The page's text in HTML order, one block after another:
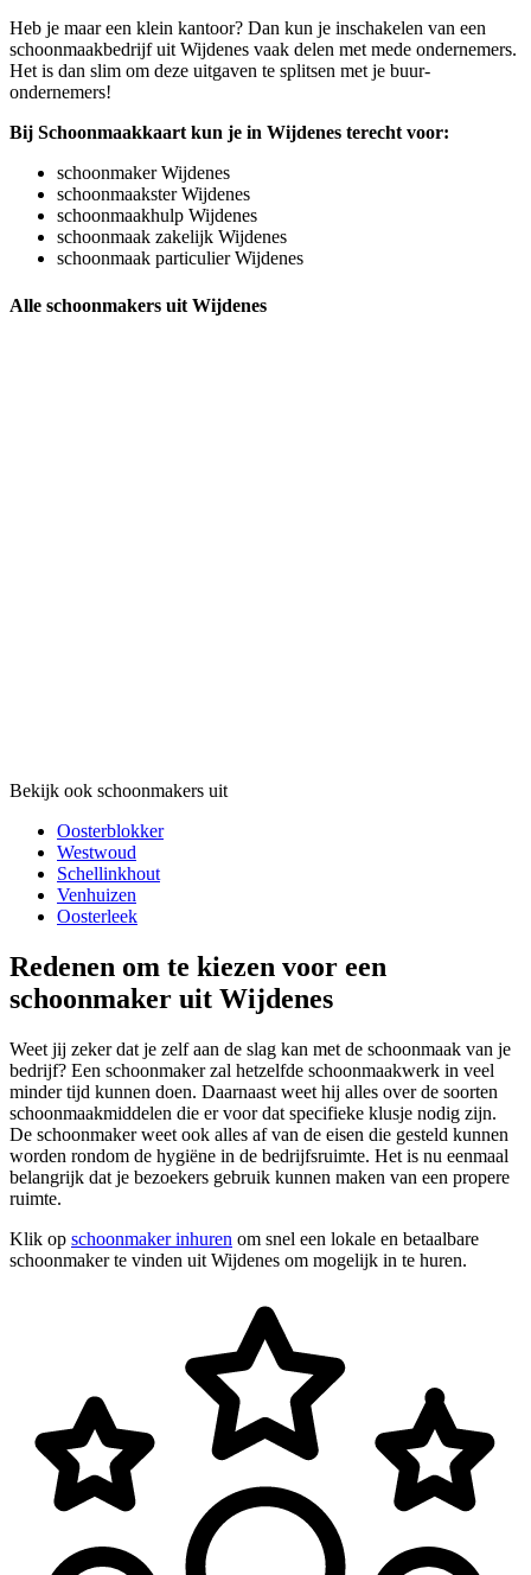
Heb je maar een klein kantoor? Dan kun je inschakelen van een
schoonmaakbedrijf uit Wijdenes vaak delen met mede ondernemers.
Het is dan slim om deze uitgaven te splitsen met je buur-
ondernemers!
Bij Schoonmaakkaart kun je in Wijdenes terecht voor:
schoonmaker Wijdenes
schoonmaakster Wijdenes
schoonmaakhulp Wijdenes
schoonmaak zakelijk Wijdenes
schoonmaak particulier Wijdenes
Alle schoonmakers uit Wijdenes
Bekijk ook schoonmakers uit
Oosterblokker
Westwoud
Schellinkhout
Venhuizen
Oosterleek
Redenen om te kiezen voor een
schoonmaker uit Wijdenes
Weet jij zeker dat je zelf aan de slag kan met de schoonmaak van je
bedrijf? Een schoonmaker zal hetzelfde schoonmaakwerk in veel
minder tijd kunnen doen. Daarnaast weet hij alles over de soorten
schoonmaakmiddelen die er voor dat specifieke klusje nodig zijn.
De schoonmaker weet ook alles af van de eisen die gesteld kunnen
worden rondom de hygiëne in de bedrijfsruimte. Het is nu eenmaal
belangrijk dat je bezoekers gebruik kunnen maken van een propere
ruimte.
Klik op schoonmaker inhuren om snel een lokale en betaalbare
schoonmaker te vinden uit Wijdenes om mogelijk in te huren.